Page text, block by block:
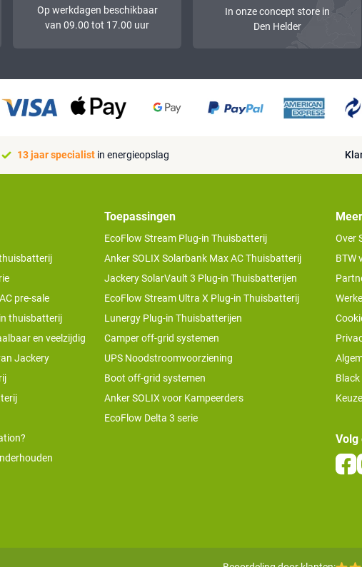
Op werkdagen beschikbaar
van 09.00 tot 17.00 uur
In onze concept store in
Den Helder
13 jaar specialist in energieopslag
pre-sale
thuisbatterij
en veelzijdig
Jackery
Toepassingen
EcoFlow Stream Plug-in Thuisbatterij
Anker SOLIX Solarbank Max AC Thuisbatterij
Jackery SolarVault 3 Plug-in Thuisbatterijen
EcoFlow Stream Ultra X Plug-in Thuisbatterij
Lunergy Plug-in Thuisbatterijen
Camper off-grid systemen
UPS Noodstroomvoorziening
Boot off-grid systemen
Anker SOLIX voor Kampeerders
EcoFlow Delta 3 serie
Over
BTW
Black
Volg